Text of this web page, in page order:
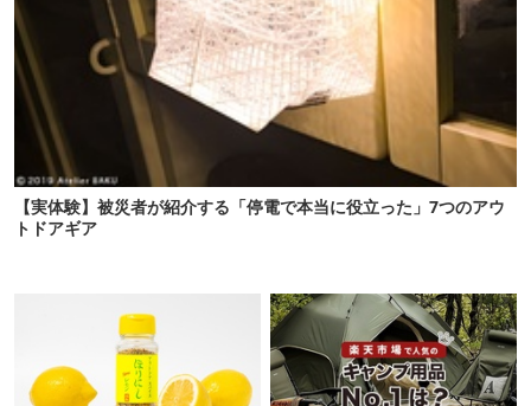
【実体験】被災者が紹介する「停電で本当に役立った」7つのアウ
トドアギア